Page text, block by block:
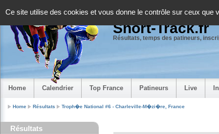
Ce site utilise des cookies et vous donne le contrôle sur ceux que
Short-Track.fr
Résultats, temps des patineurs,
Home Calendrier Top France Patineurs Live
Home Résultats Troph�e National #6 - Charleville-M�zi�re, France
Résultats